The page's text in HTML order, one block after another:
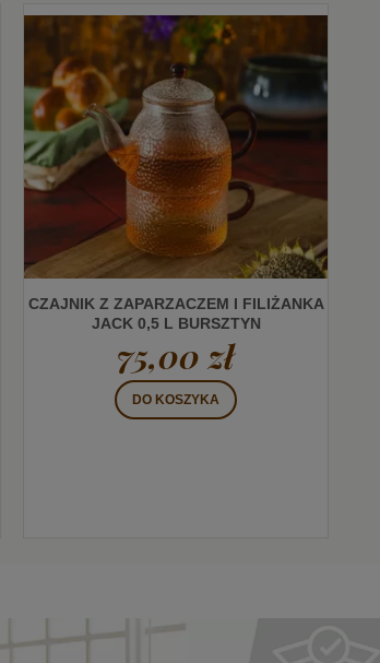
CZAJNIK Z ZAPARZACZEM I FILIŻANKA
JACK 0,5 L BURSZTYN
75,00 zł
DO KOSZYKA